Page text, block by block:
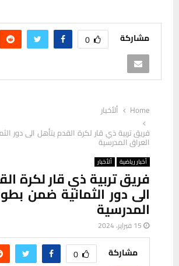
مشاركة 0
Home
ألأخبار
فريق تربية ذي قار لكرة القدم يتأهل الى دور
العراق المدرسية
أخبار رياضية ألأخبار
فريق تربية ذي قار لكرة
الى دور الثمانية ضمن
المدرسية
15 فبراير، 2024
مشاركة 0